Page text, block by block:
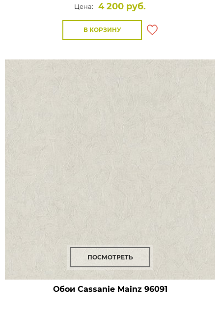
Цена:
4 200 руб.
В КОРЗИНУ
ПОСМОТРЕТЬ
Обои Cassanie Mainz96091